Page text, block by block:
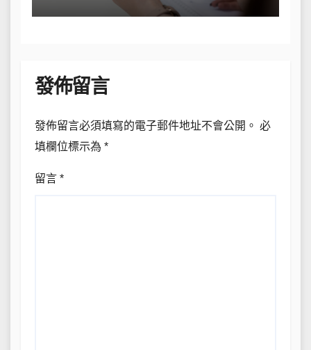
發佈留言
發佈留言必須填寫的電子郵件地址不會公開。 必
填欄位標示為 *
留言 *